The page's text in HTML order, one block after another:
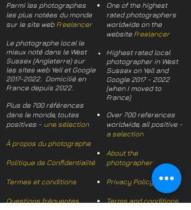
Parmi les photographes
les plus notées du monde
sur le site web Freelancer
Le photographe local le
mieux noté dans le West
Sussex (Angleterre) sur
les sites web Yell et Google
2017-2022. Domicilié en
France depuis 2022.
Plus de 700 références
dans le monde, toutes
positives - une sélection
À propos du photographe
Politique de Confidentialité
Termes et conditions
Questions fréquentes
One of the highest
rated photographers
worldwide on the
website Freelancer
Highest rated local
photographer in West
Sussex on Yell and
Google 2017 - 2022
(when I moved to
France)
Over 700 references
worldwide, all positive -
a selection
About the
photographer
Privacy Policy
Terms and conditions